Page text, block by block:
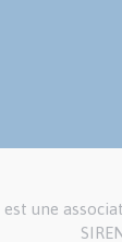
est une